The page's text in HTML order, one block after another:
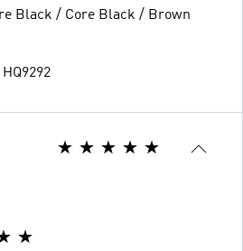
Black / Core Black / Brown